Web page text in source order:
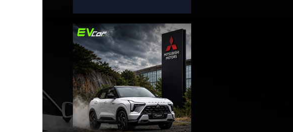
นำเข้า (CBU) จากค่ายที่ไม่มีโรงงาน
ผลิตในไทย ขณะเดียวกันจะมอบสิทธิ
ประโยชน์ทางภาษีที่เหนือกว่าให้กับผู้
ประกอบการที่เข้ามาตั้งโรงงานผลิตและ
ใช้เครือข่ายซัพพลายเชนชิ้นส่วนใน
ประเทศ โดยเตรียมเสนอ ครม.
พิจารณาภายในเดือนกันยายน 2569 นี้
ให้สิทธิประโยชน์คนตั้งโรงงาน: รัฐบาล
เน้นสร้างความเท่าเทียมและกระตุ้นการ
ลงทุนในประเทศ โดยให้สิทธิประโยชน์ดี
กว่าแก่ผู้